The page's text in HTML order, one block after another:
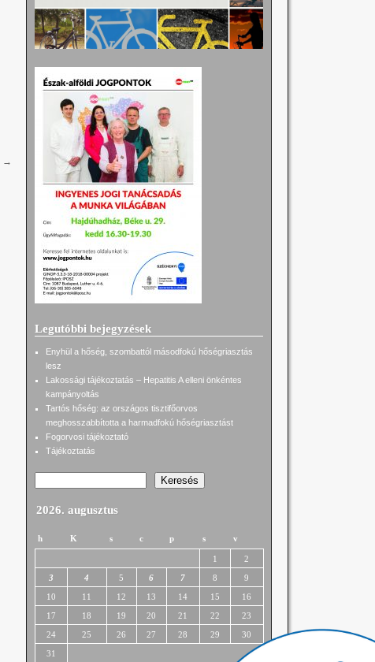
→
Legutóbbi bejegyzések
Enyhül a hőség, szombattól másodfokú hőségriasztás
lesz
Lakossági tájékoztatás – Hepatitis A elleni önkéntes
kampányoltás
Tartós hőség: az országos tisztifőorvos
meghosszabbította a harmadfokú hőségriasztást
Fogorvosi tájékoztató
Tájékoztatás
Keresés
2026. augusztus
h K s c p s v
1
2
3
4 5 6 7 8
9
10
11 12 13 14 15
16
17
18 19 20 21 22
23
24
25 26 27 28 29
30
31